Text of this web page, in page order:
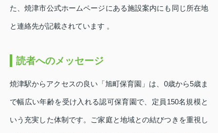
た、焼津市公式ホームページにある施設案内にも同じ所在地
と連絡先が記載されています 。
読者へのメッセージ
焼津駅からアクセスの良い「旭町保育園」は、0歳から5歳ま
で幅広い年齢を受け入れる認可保育園で、定員150名規模と
いう充実した体制です。ご家庭と地域との結びつきを重視し